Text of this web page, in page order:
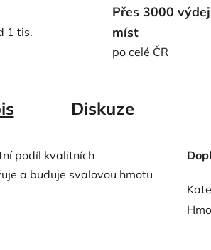
1 tis.
Přes 3000
míst
po celé ČR
Diskuze
podíl kvalitních
a buduje svalovou hmotu